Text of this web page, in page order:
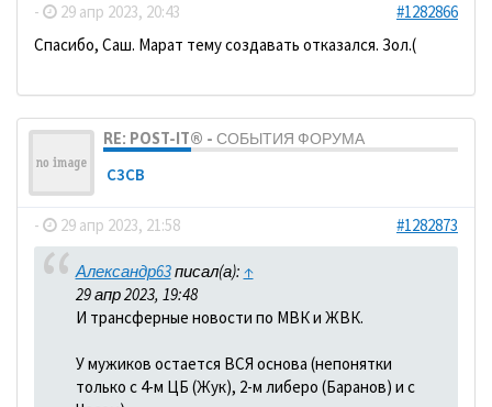
- 29 апр 2023, 20:43
#1282866
Спасибо, Саш. Марат тему создавать отказался. Зол.(
RE: POST-IT® - СОБЫТИЯ ФОРУМА
C3CB
- 29 апр 2023, 21:58 #1282873
Александр63писал(а): ↑
29 апр 2023, 19:48
И трансферные новости по МВК и ЖВК.
У мужиков остается ВСЯ основа (непонятки
только с 4-м ЦБ (Жук), 2-м либеро (Баранов) и с